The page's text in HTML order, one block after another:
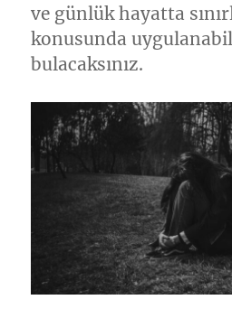
ve günlük hayatta
konusunda
bulacaksınız.